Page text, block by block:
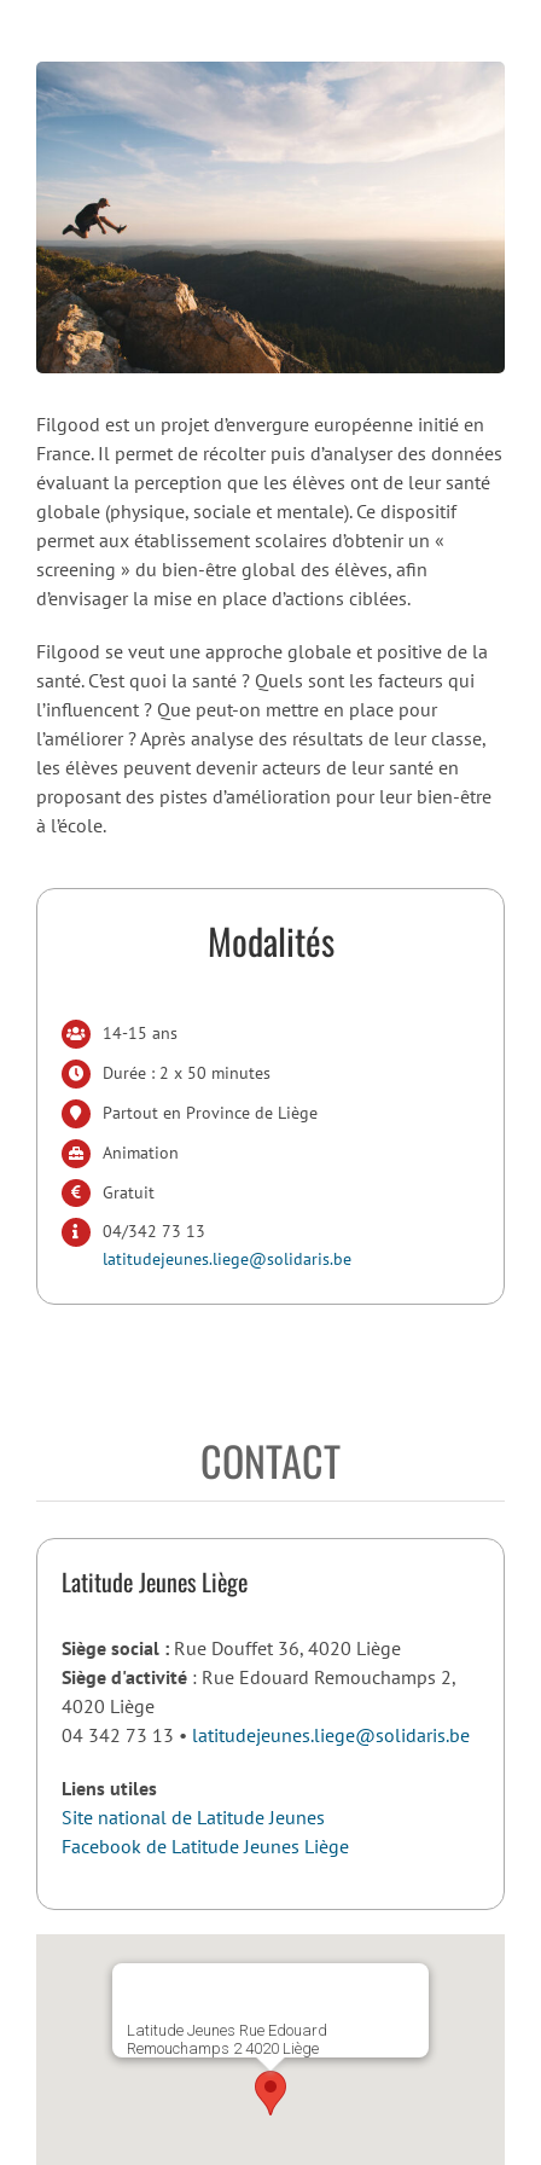
Filgood est un projet d’envergure européenne initié en
France. Il permet de récolter puis d’analyser des données
évaluant la perception que les élèves ont de leur santé
globale (physique, sociale et mentale). Ce dispositif
permet aux établissement scolaires d’obtenir un «
screening » du bien-être global des élèves, afin
d’envisager la mise en place d’actions ciblées.
Filgood se veut une approche globale et positive de la
santé. C’est quoi la santé ? Quels sont les facteurs qui
l’influencent ? Que peut-on mettre en place pour
l’améliorer ? Après analyse des résultats de leur classe,
les élèves peuvent devenir acteurs de leur santé en
proposant des pistes d’amélioration pour leur bien-être
à l’école.
Modalités
14-15 ans
Durée : 2 x 50 minutes
Partout en Province de Liège
Animation
Gratuit
04/342 73 13
latitudejeunes.liege@solidaris.be
CONTACT
Latitude Jeunes Liège
Siège social : Rue Douffet 36, 4020 Liège
Siège d'activité: Rue Edouard Remouchamps 2,
4020 Liège
04 342 73 13 • latitudejeunes.liege@solidaris.be
Liens utiles
Site national de Latitude Jeunes
Facebook de Latitude Jeunes Liège
Latitude Jeunes Rue Edouard
Remouchamps 2 4020 Liège